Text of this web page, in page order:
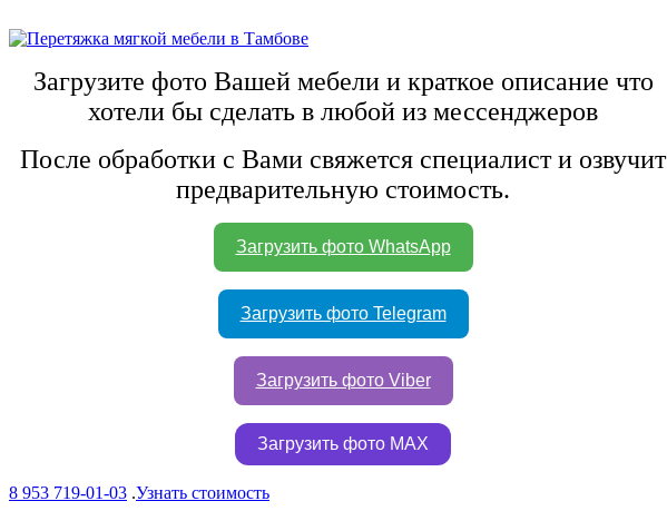
Загрузите фото Вашей мебели и краткое описание что
хотели бы сделать в любой из мессенджеров
После обработки с Вами свяжется специалист и озвучит
предварительную стоимость.
Загрузить фото WhatsApp
Загрузить фото Telegram
Загрузить фото Viber
Загрузить фото MAX
8 953 719-01-03 .Узнать стоимость